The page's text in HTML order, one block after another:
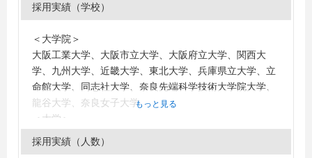
採用実績（学校）
＜大学院＞
大阪工業大学、大阪市立大学、大阪府立大学、関西大
学、九州大学、近畿大学、東北大学、兵庫県立大学、立
命館大学、同志社大学、奈良先端科学技術大学院大学、
龍谷大学、奈良女子大学
＜大学＞
大分大学、大阪工業大学、関西大学、関西学院大学、九
州工業大学、京都産業大学、近畿大学、岐阜大学、甲南
もっと見る
採用実績（人数）